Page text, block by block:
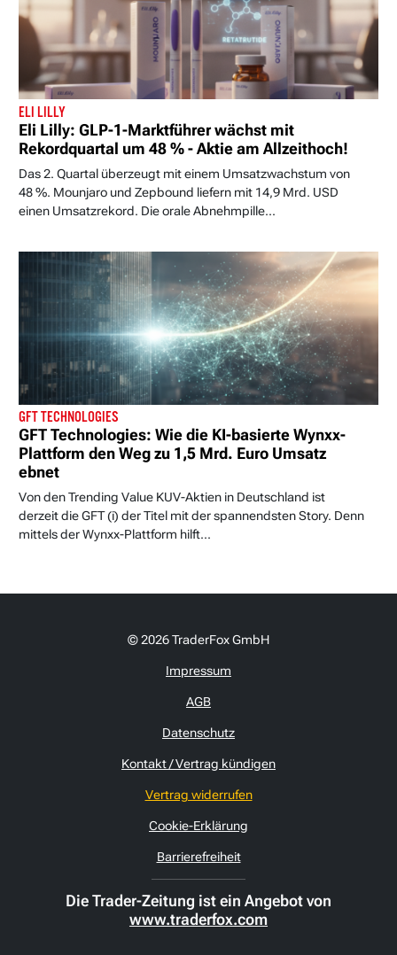
ELI LILLY
Eli Lilly: GLP-1-Marktführer wächst mit
Rekordquartal um 48 % - Aktie am Allzeithoch!
Das 2. Quartal überzeugt mit einem Umsatzwachstum von
48 %. Mounjaro und Zepbound liefern mit 14,9 Mrd. USD
einen Umsatzrekord. Die orale Abnehmpille...
GFT TECHNOLOGIES
GFT Technologies: Wie die KI-basierte Wynxx-
Plattform den Weg zu 1,5 Mrd. Euro Umsatz
ebnet
Von den Trending Value KUV-Aktien in Deutschland ist
derzeit die GFT (i) der Titel mit der spannendsten Story. Denn
mittels der Wynxx-Plattform hilft...
© 2026 TraderFox GmbH
Impressum
AGB
Datenschutz
Kontakt / Vertrag kündigen
Vertrag widerrufen
Cookie-Erklärung
Barrierefreiheit
Die Trader-Zeitung ist ein Angebot von
www.traderfox.com